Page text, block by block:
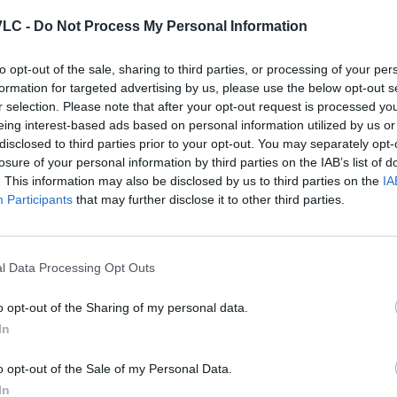
- Do Not Process My Personal Information
opt-out of the sale, sharing to third parties, or processing of your
for targeted advertising by us, please use the below opt-out
selection. Please note that after your opt-out request is processed
interest-based ads based on personal information utilized by us
to third parties prior to your opt-out. You may separately
of your personal information by third parties on the IAB’s list of
This information may also be disclosed by us to third parties on the
Participants that may further disclose it to other third parties.
Data Processing Opt Outs
opt-out of the Sharing of my personal data.
opt-out of the Sale of my Personal Data.
per a empreses i inversió internacional
com el GSIC reflecteix una tendència que
públic-privada, infraestructures modernes,
potencial que oferixla nostra ciutatper a la
qualitat de vida i un acompanyament
sud d’Europa per a empreses tecnològiques i
la implantació i l’escalat de projectes
des de València.